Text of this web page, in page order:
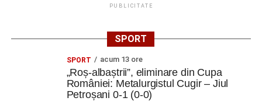
PUBLICITATE
SPORT
SPORT acum 13 ore
„Roș-albaștrii”, eliminare din Cupa
României: Metalurgistul Cugir – Jiul
Petroșani 0-1 (0-0)